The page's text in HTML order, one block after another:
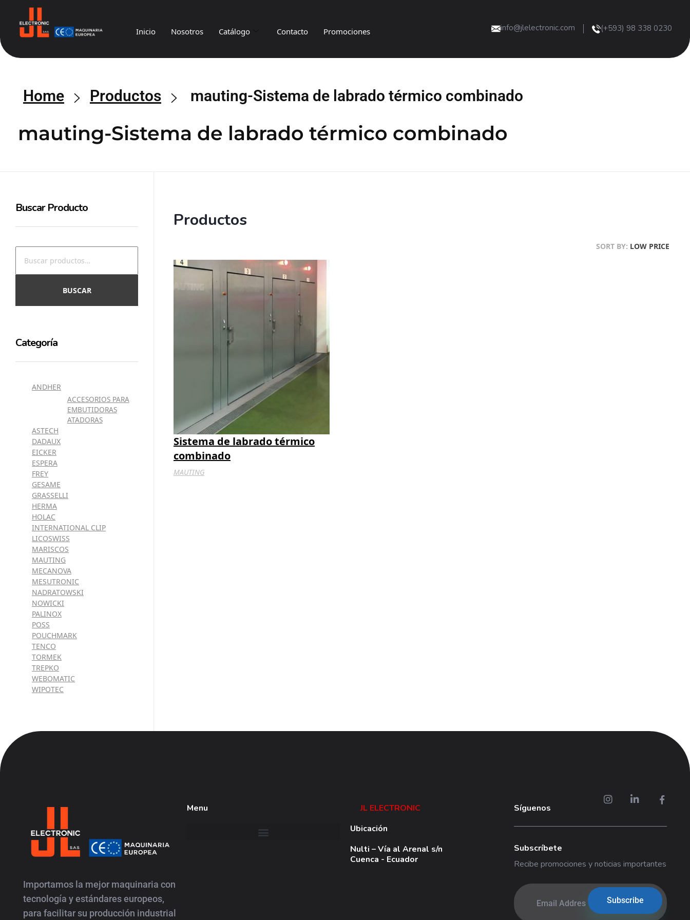
Inicio Nosotros Catálogo Contacto Promociones info@jlelectronic.com (+593) 98 338 0230
Home Productos mauting-Sistema de labrado térmico combinado
mauting-Sistema de labrado térmico combinado
Productos
SORT BY: LOW PRICE
Sistema de labrado térmico
combinado
MAUTING
Buscar Producto
BUSCAR
Categoría
ANDHER
ACCESORIOS PARA
EMBUTIDORAS
ATADORAS
ASTECH
DADAUX
EICKER
ESPERA
FREY
GESAME
GRASSELLI
HERMA
HOLAC
INTERNATIONAL CLIP
LICOSWISS
MARISCOS
MAUTING
MECANOVA
MESUTRONIC
NADRATOWSKI
NOWICKI
PALINOX
POSS
POUCHMARK
TENCO
TORMEK
TREPKO
WEBOMATIC
WIPOTEC
Importamos la mejor maquinaria con
tecnología y estándares europeos,
para facilitar su producción industrial
Menu
JL ELECTRONIC
Ubicación
Nulti – Vía al Arenal s/n
Cuenca - Ecuador
Síguenos
Subscríbete
Recibe promociones y noticias importantes